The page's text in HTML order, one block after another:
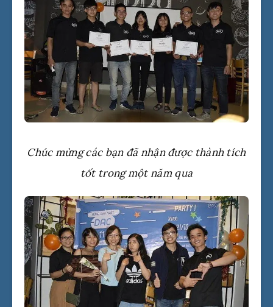
Chúc mừng các bạn đã nhận được thành tích
tốt trong một năm qua